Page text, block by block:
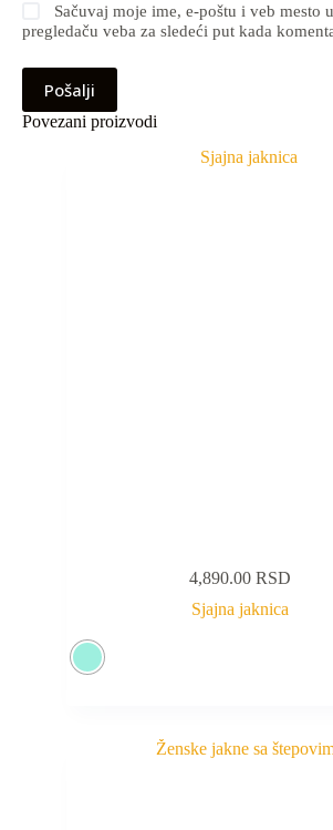
Sačuvaj moje ime, e-poštu i veb mesto
pregledaču veba za sledeći put kada
Pošalji
Povezani proizvodi
4,890.00RSD
Sjajna jaknica